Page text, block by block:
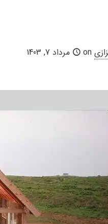
on مرداد 7, 1403